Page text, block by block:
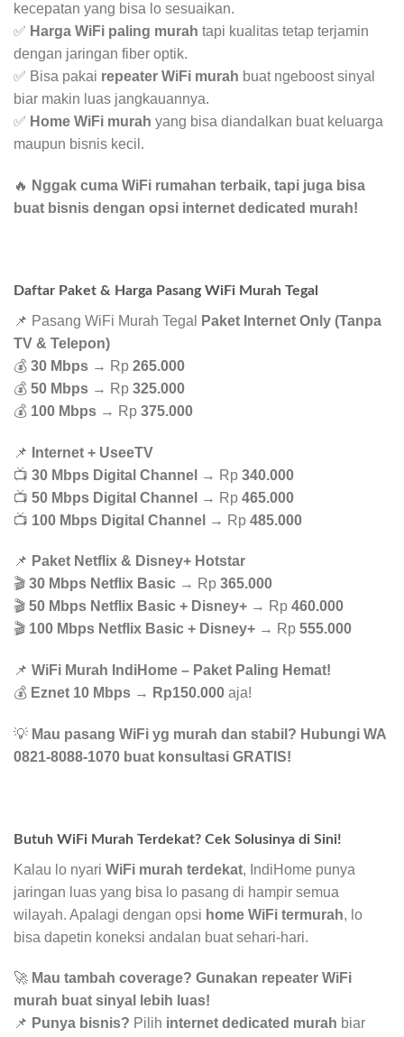
kecepatan yang bisa lo sesuaikan.
✅ Harga WiFi paling murah tapi kualitas tetap terjamin
dengan jaringan fiber optik.
✅ Bisa pakai repeater WiFi murah buat ngeboost sinyal
biar makin luas jangkauannya.
✅ Home WiFi murah yang bisa diandalkan buat keluarga
maupun bisnis kecil.
🔥 Nggak cuma WiFi rumahan terbaik, tapi juga bisa
buat bisnis dengan opsi internet dedicated murah!
Daftar Paket & Harga Pasang WiFi Murah Tegal
📌 Pasang WiFi Murah Tegal
Paket Internet Only (Tanpa
TV & Telepon)
💰 30 Mbps → Rp 265.000
💰 50 Mbps → Rp 325.000
💰 100 Mbps → Rp 375.000
📌
Internet + UseeTV
📺 30 Mbps Digital Channel → Rp 340.000
📺 50 Mbps Digital Channel → Rp 465.000
📺 100 Mbps Digital Channel → Rp 485.000
📌 Paket Netflix & Disney+ Hotstar
🎬 30 Mbps Netflix Basic → Rp 365.000
🎬 50 Mbps Netflix Basic + Disney+ → Rp 460.000
🎬 100 Mbps Netflix Basic + Disney+ → Rp 555.000
📌 WiFi Murah IndiHome – Paket Paling Hemat!
💰 Eznet 10 Mbps → Rp150.000 aja!
💡 Mau pasang WiFi yg murah dan stabil? Hubungi WA
0821-8088-1070 buat konsultasi GRATIS!
Butuh WiFi Murah Terdekat? Cek Solusinya di Sini!
Kalau lo nyari WiFi murah terdekat, IndiHome punya
jaringan luas yang bisa lo pasang di hampir semua
wilayah. Apalagi dengan opsi home WiFi termurah, lo
bisa dapetin koneksi andalan buat sehari-hari.
🚀 Mau tambah coverage? Gunakan repeater WiFi
murah buat sinyal lebih luas!
📌 Punya bisnis? Pilih internet dedicated murah biar